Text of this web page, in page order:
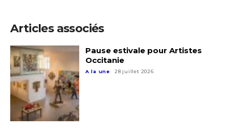
Articles associés
Pause estivale pour Artistes
Occitanie
A la une 28 juillet 2026